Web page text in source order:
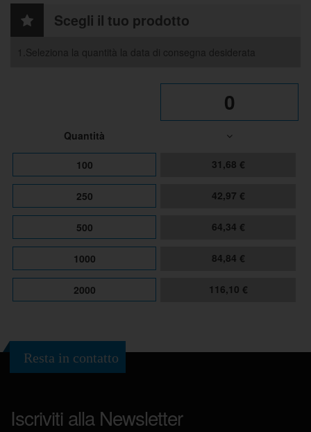
Scegli il tuo prodotto
1.Seleziona la quantità la data di consegna desiderata
0
Quantità
100 31,68 €
250 42,97 €
500 64,34 €
1000 84,84 €
2000 116,10 €
Resta in contatto
Iscriviti alla Newsletter